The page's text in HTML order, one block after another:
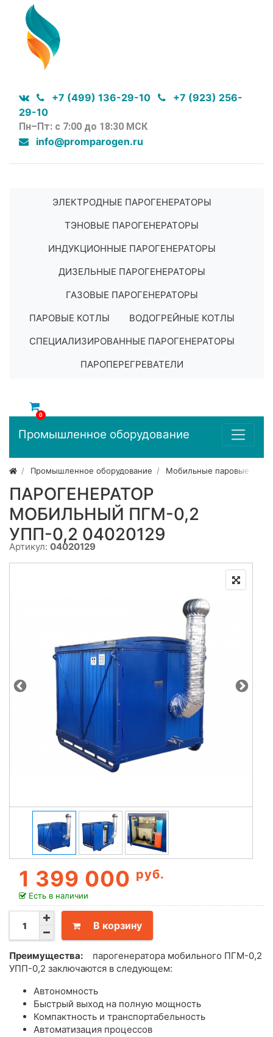
+7 (499) 136-29-10
+7 (923) 256-
29-10
Пн–Пт: с 7:00 до 18:30 МСК
info@promparogen.ru
ЭЛЕКТРОДНЫЕ ПАРОГЕНЕРАТОРЫ
ТЭНОВЫЕ ПАРОГЕНЕРАТОРЫ
ИНДУКЦИОННЫЕ ПАРОГЕНЕРАТОРЫ
ДИЗЕЛЬНЫЕ ПАРОГЕНЕРАТОРЫ
ГАЗОВЫЕ ПАРОГЕНЕРАТОРЫ
ПАРОВЫЕ КОТЛЫ
ВОДОГРЕЙНЫЕ КОТЛЫ
СПЕЦИАЛИЗИРОВАННЫЕ ПАРОГЕНЕРАТОРЫ
ПАРОПЕРЕГРЕВАТЕЛИ
0
Промышленное оборудование
Промышленное оборудование Мобильные паровые
ПАРОГЕНЕРАТОР
МОБИЛЬНЫЙ ПГМ-0,2
УПП-0,2 04020129
Артикул: 04020129
1 399 000 руб.
Есть в наличии
В корзину
Преимущества:
парогенератора мобильного ПГМ-0,2
УПП-0,2 заключаются в следующем:
Автономность
Быстрый выход на полную мощность
Компактность и транспортабельность
Автоматизация процессов